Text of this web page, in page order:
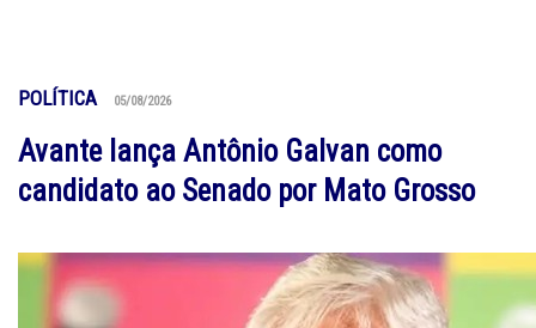
POLÍTICA 05/08/2026
Avante lança Antônio Galvan como
candidato ao Senado por Mato Grosso